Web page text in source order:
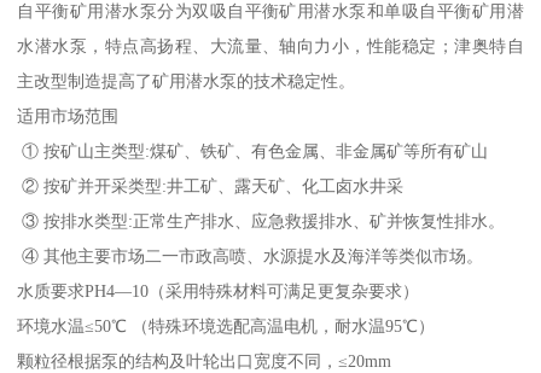
自平衡矿用潜水泵分为双吸自平衡矿用潜水泵和单吸自平衡矿用潜
水潜水泵，特点高扬程、大流量、轴向力小，性能稳定；津奥特自
主改型制造提高了矿用潜水泵的技术稳定性。
适用市场范围
① 按矿山主类型:煤矿、铁矿、有色金属、非金属矿等所有矿山
② 按矿并开采类型:井工矿、露天矿、化工卤水井采
③ 按排水类型:正常生产排水、应急救援排水、矿并恢复性排水。
④ 其他主要市场二一市政高喷、水源提水及海洋等类似市场。
水质要求PH4—10（采用特殊材料可满足更复杂要求）
环境水温≤50℃ （特殊环境选配高温电机，耐水温95℃）
颗粒径根据泵的结构及叶轮出口宽度不同，≤20mm